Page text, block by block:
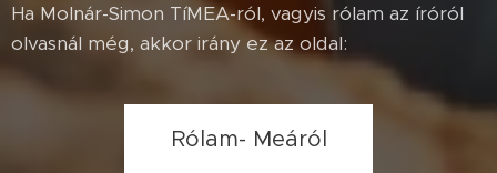
Ha Molnár-Simon TíMEA-ról, vagyis rólam az íróról
olvasnál még, akkor irány ez az oldal:
Rólam- Meáról